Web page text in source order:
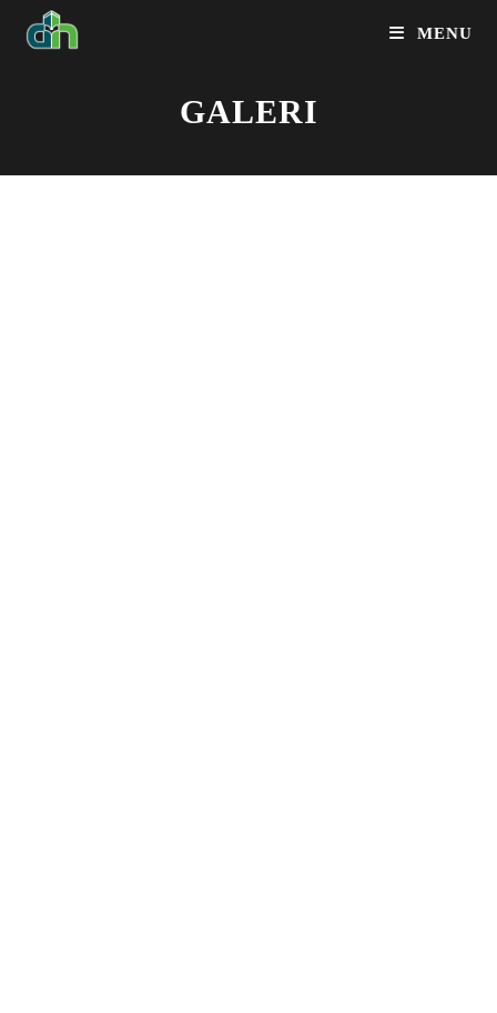
MENU
GALERI